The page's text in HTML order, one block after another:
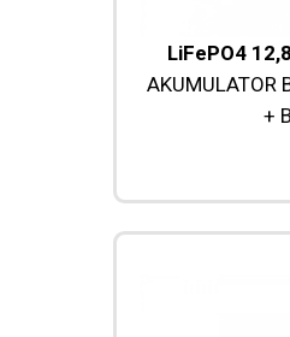
LiFePO4
AKUMULATOR
+